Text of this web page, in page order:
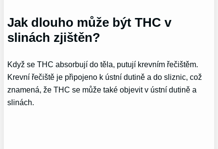
Jak dlouho může být THC v
slinách zjištěn?
Když se THC absorbují do těla, putují krevním řečištěm.
Krevní řečiště je připojeno k ústní dutině a do sliznic, což
znamená, že THC se může také objevit v ústní dutině a
slinách.